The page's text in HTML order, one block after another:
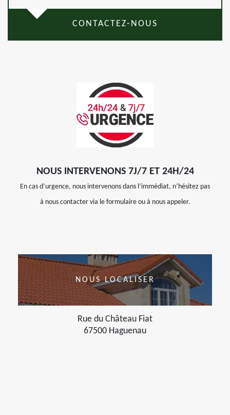
CONTACTEZ-NOUS
NOUS INTERVENONS 7J/7 ET 24H/24
En cas d’urgence, nous intervenons dans l’immédiat, n’hésitez pas
à nous contacter via le formulaire ou à nous appeler.
NOUS LOCALISER
Rue du Château Fiat
67500 Haguenau